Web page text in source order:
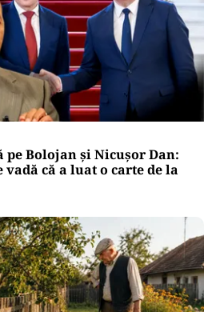
pe Bolojan și Nicușor Dan:
vadă că a luat o carte de la